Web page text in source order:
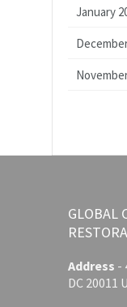
January
GLOBAL
Address -
DC 20011